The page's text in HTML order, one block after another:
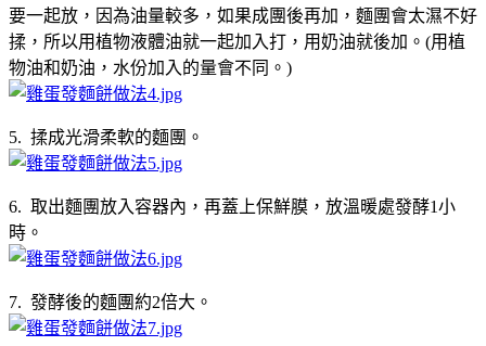
要一起放，因為油量較多，如果成團後再加，麵團會太濕不好
揉，所以用植物液體油就一起加入打，用奶油就後加。(用植
物油和奶油，水份加入的量會不同。)
5. 揉成光滑柔軟的麵團。
6. 取出麵團放入容器內，再蓋上保鮮膜，放溫暖處發酵1小
時。
7. 發酵後的麵團約2倍大。